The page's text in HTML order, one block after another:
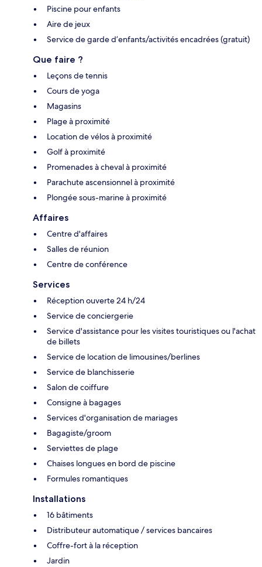
Piscine pour enfants
Aire de jeux
Service de garde d’enfants/activités encadrées (gratuit)
Que faire ?
Leçons de tennis
Cours de yoga
Magasins
Plage à proximité
Location de vélos à proximité
Golf à proximité
Promenades à cheval à proximité
Parachute ascensionnel à proximité
Plongée sous-marine à proximité
Affaires
Centre d'affaires
Salles de réunion
Centre de conférence
Services
Réception ouverte 24 h/24
Service de conciergerie
Service d'assistance pour les visites touristiques ou l'achat
de billets
Service de location de limousines/berlines
Service de blanchisserie
Salon de coiffure
Consigne à bagages
Services d'organisation de mariages
Bagagiste/groom
Serviettes de plage
Chaises longues en bord de piscine
Formules romantiques
Installations
16 bâtiments
Distributeur automatique / services bancaires
Coffre-fort à la réception
Jardin